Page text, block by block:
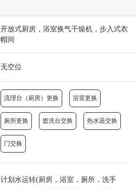
开放式厨房，浴室换气干燥机，步入式衣
帽间
无空位
流理台（厨房）更换 浴室更换
厕所更换 盥洗台交换 热水器交换
门交换
计划水运转(厨房，浴室，厕所，洗手